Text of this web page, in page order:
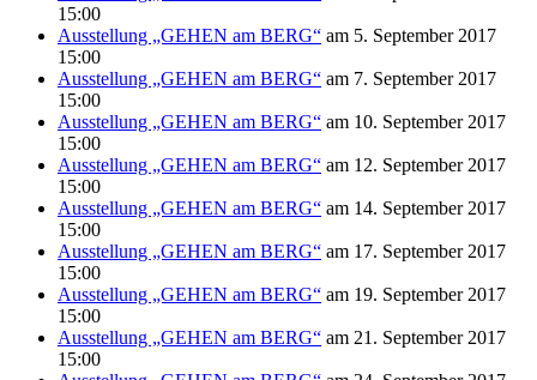
15:00
Ausstellung „GEHEN am BERG“ am 5. September 2017
15:00
Ausstellung „GEHEN am BERG“ am 7. September 2017
15:00
Ausstellung „GEHEN am BERG“ am 10. September 2017
15:00
Ausstellung „GEHEN am BERG“ am 12. September 2017
15:00
Ausstellung „GEHEN am BERG“ am 14. September 2017
15:00
Ausstellung „GEHEN am BERG“ am 17. September 2017
15:00
Ausstellung „GEHEN am BERG“ am 19. September 2017
15:00
Ausstellung „GEHEN am BERG“ am 21. September 2017
15:00